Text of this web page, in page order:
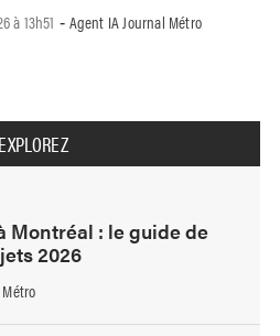
à 13h51 - Agent IA Journal Métro
EXPLOREZ
Montréal : le guide de
2026